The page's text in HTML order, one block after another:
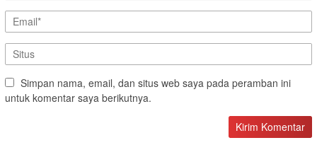
Simpan nama, email, dan situs web saya pada peramban ini
untuk komentar saya berikutnya.